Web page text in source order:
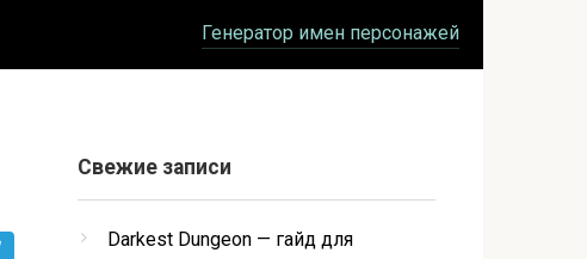
Генератор имен персонажей
Свежие записи
Darkest Dungeon — гайд для